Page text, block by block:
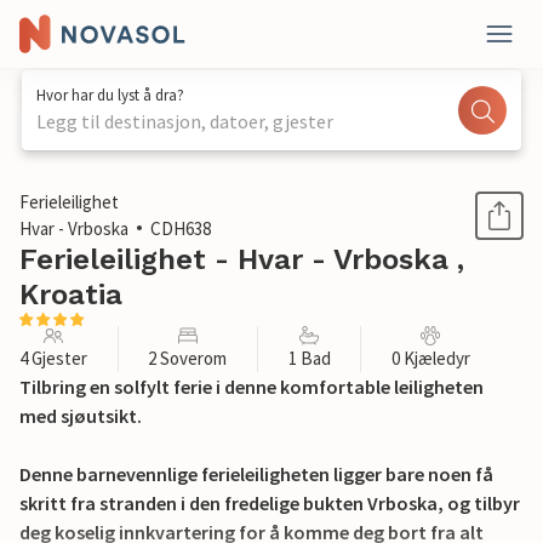
Hvor har du lyst å dra?
Legg til destinasjon, datoer, gjester
1 / 21
Ferieleilighet
Hvar - Vrboska
CDH638
Ferieleilighet - Hvar - Vrboska ,
Kroatia
4 Gjester 2 Soverom 1 Bad 0 Kjæledyr
Tilbring en solfylt ferie i denne komfortable leiligheten
med sjøutsikt.
Denne barnevennlige ferieleiligheten ligger bare noen få
skritt fra stranden i den fredelige bukten Vrboska, og tilbyr
deg koselig innkvartering for å komme deg bort fra alt